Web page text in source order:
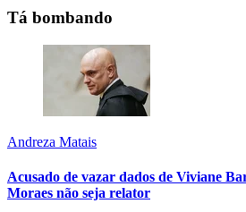
Tá bombando
Andreza Matais
Acusado de vazar dados de Viviane
Moraes não seja relator